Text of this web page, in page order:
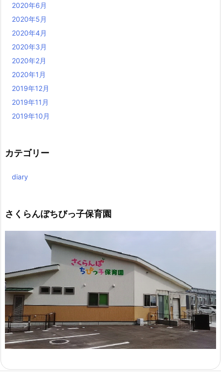
2020年6月
2020年5月
2020年4月
2020年3月
2020年2月
2020年1月
2019年12月
2019年11月
2019年10月
カテゴリー
diary
さくらんぼちびっ子保育園